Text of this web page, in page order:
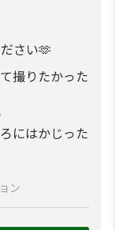
さい🫶
撮りたかった
にはかじった
ン